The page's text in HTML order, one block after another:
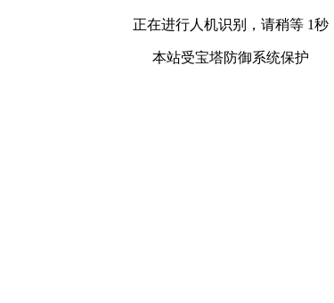
正在进行人机识别，请稍等 1秒
本站受宝塔防御系统保护